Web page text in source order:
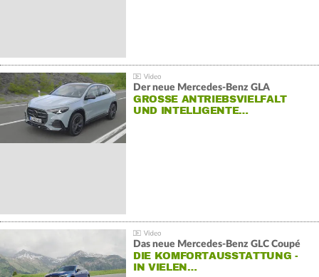
Der neue Mercedes-Benz GLA
GROSSE ANTRIEBSVIELFALT U
ND INTELLIGENTE…
Das neue Mercedes-Benz GLC Coupé
DIE KOMFORTAUSSTATTUNG -
IN VIELEN…